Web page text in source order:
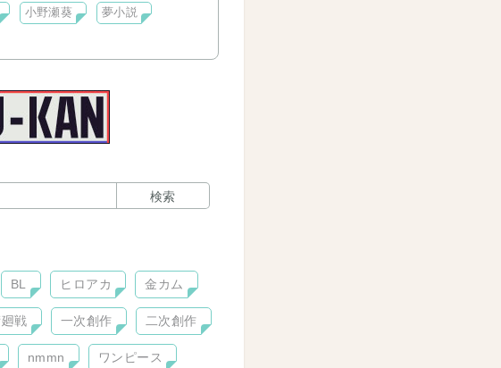
小野瀬葵 夢小説
検索
BL ヒロアカ 金カム
戦 一次創作 二次創作
nmmn ワンピース